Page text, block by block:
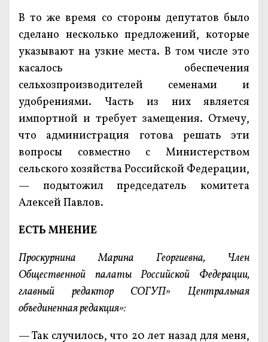
В то же время со стороны депутатов было
сделано несколько предложений, которые
указывают на узкие места. В том числе это
касалось обеспечения
сельхозпроизводителей семенами и
удобрениями. Часть из них является
импортной и требует замещения. Отмечу,
что администрация готова решать эти
вопросы совместно с Министерством
сельского хозяйства Российской Федерации,
— подытожил председатель комитета
Алексей Павлов.
ЕСТЬ МНЕНИЕ
Проскурнина Марина Георгиевна, Член
Общественной палаты Российской Федерации,
главный редактор СОГУП» Центральная
объединенная редакция»:
—Так случилось, что 20 лет назад для меня,